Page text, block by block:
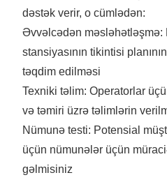
dəstək verir, o cümlədən:
Əvvəlcədən məsləhətləşmə:
stansiyasının tikintisi
təqdim edilməsi
Texniki təlim: Operatorlar
və təmiri üzrə təlimlərin
Nümunə testi: Potensial
üçün nümunələr üçün
gəlmisiniz